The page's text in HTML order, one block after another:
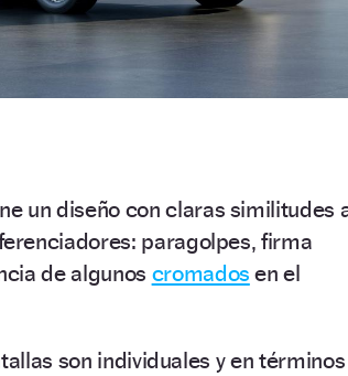
un diseño con claras similitudes
paragolpes, firma
de algunos cromados en el
son individuales y en términos